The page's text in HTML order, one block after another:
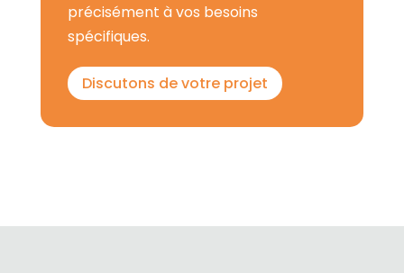
précisément à vos besoins
spécifiques.
Discutons de votre projet